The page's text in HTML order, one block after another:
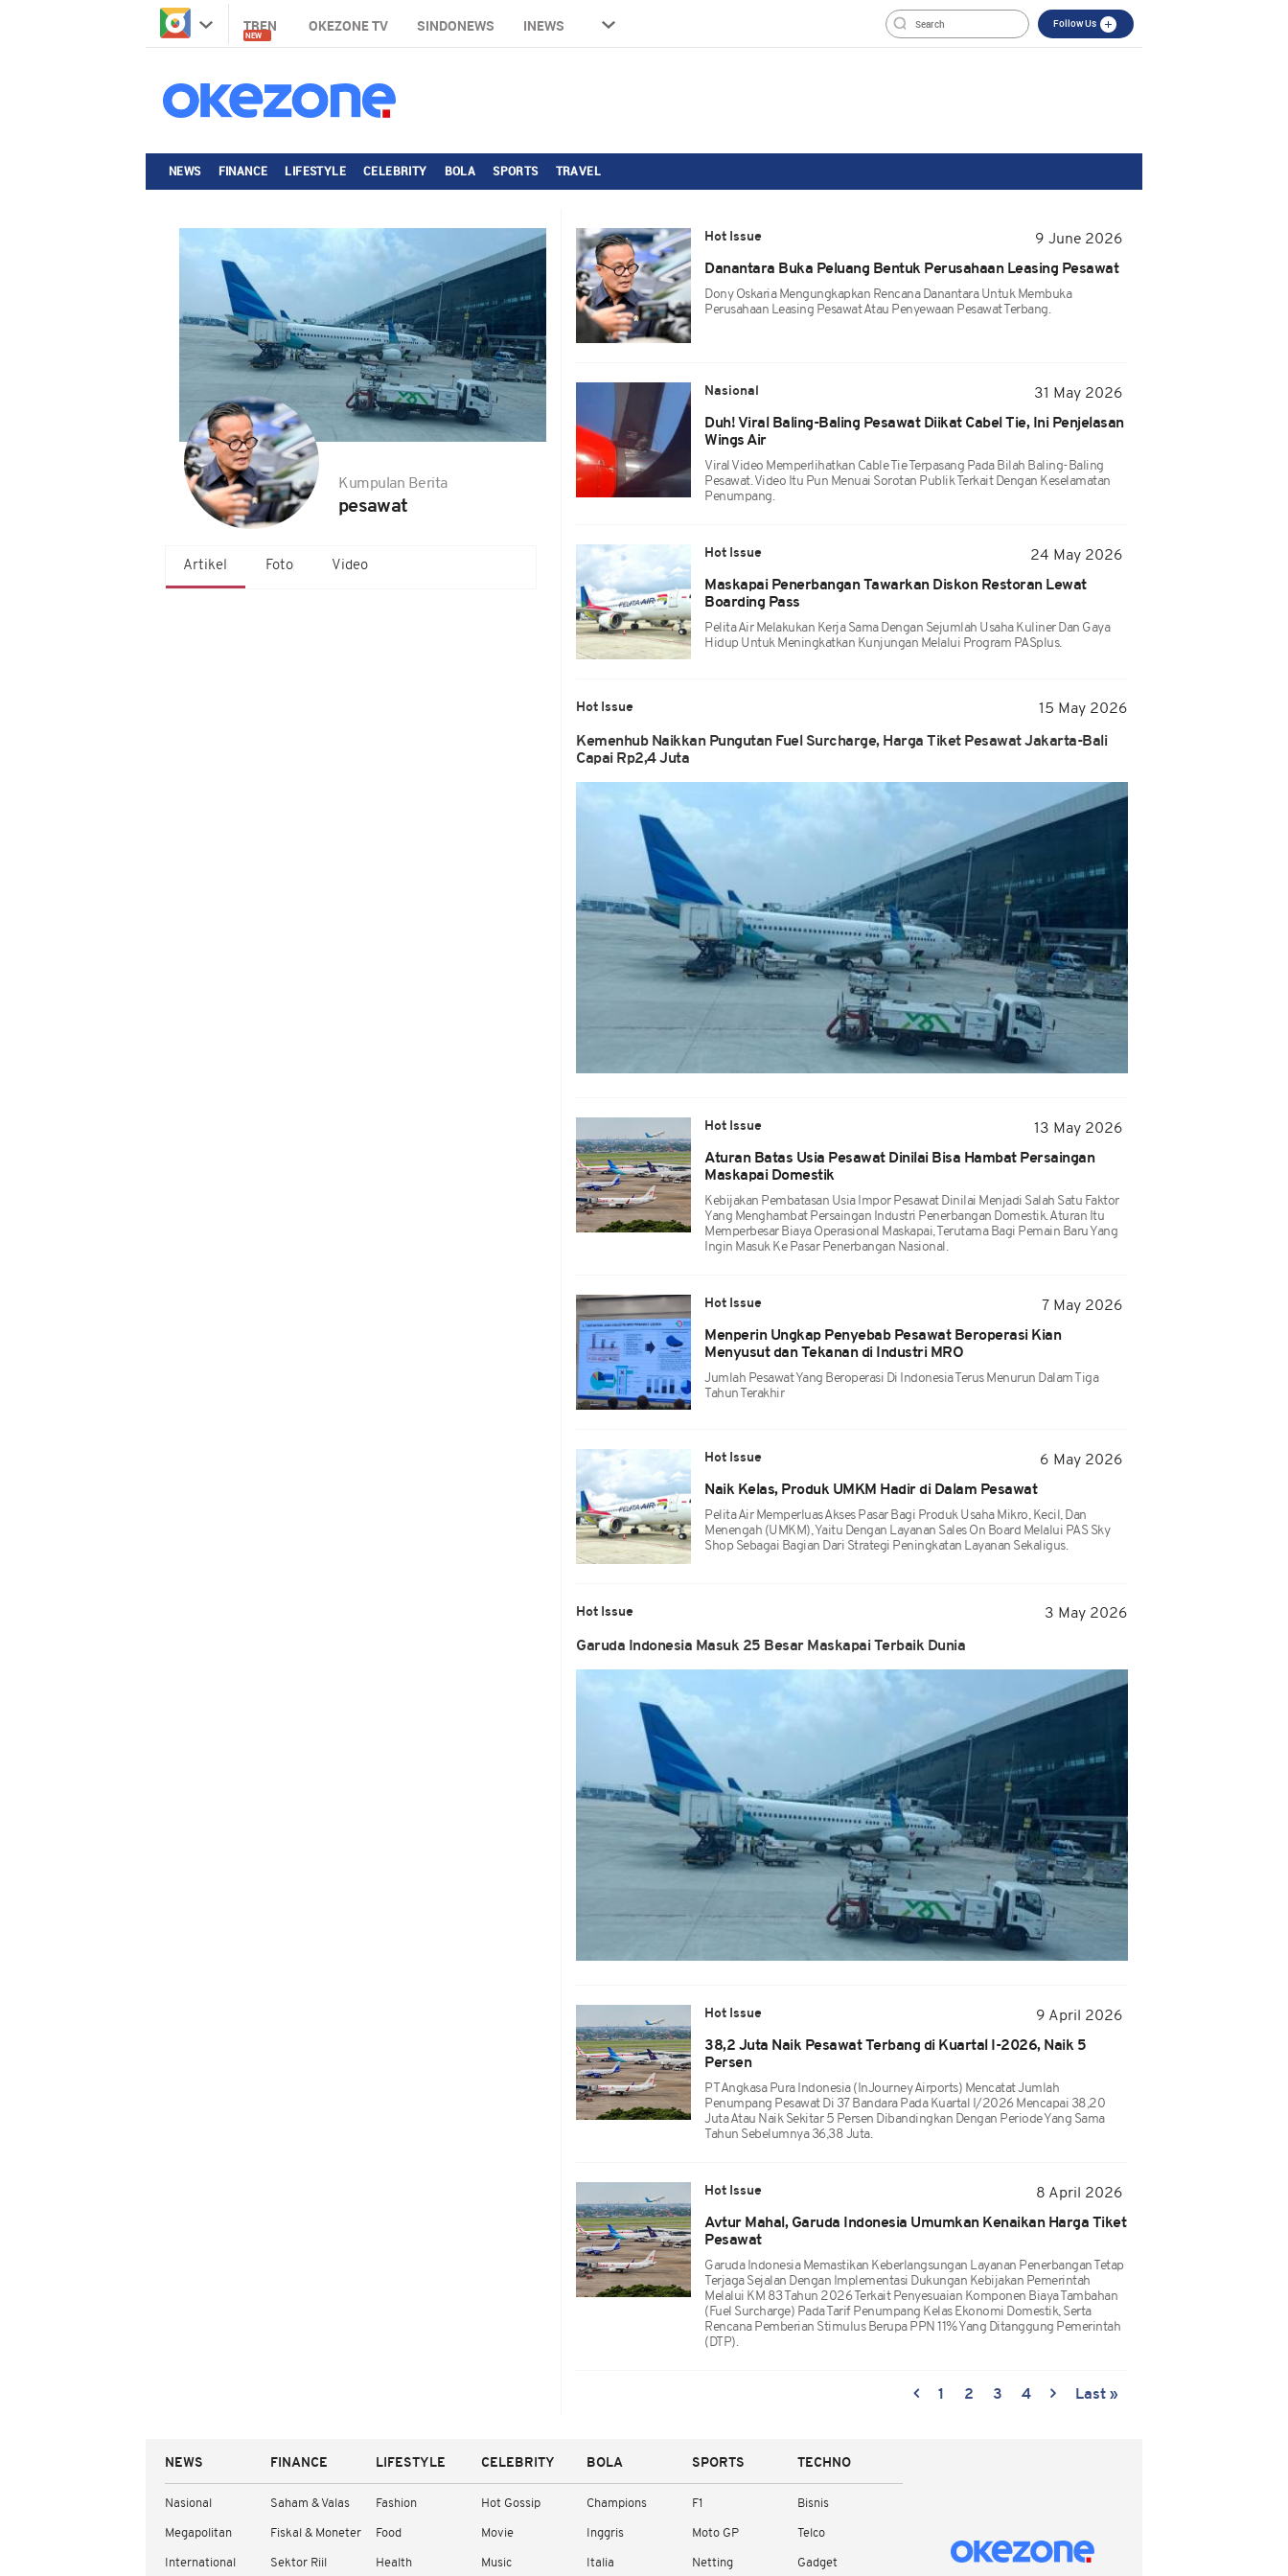
TREN
NEW
OKEZONE TV SINDONEWS INEWS Follow Us
NEWS FINANCE LIFESTYLE CELEBRITY BOLA SPORTS TRAVEL
Kumpulan Berita
pesawat
Artikel Foto Video
Hot Issue
9 June 2026
Danantara Buka Peluang Bentuk Perusahaan Leasing Pesawat
Dony Oskaria Mengungkapkan Rencana Danantara Untuk Membuka
Perusahaan Leasing Pesawat Atau Penyewaan Pesawat Terbang.
Nasional
31 May 2026
Duh! Viral Baling-Baling Pesawat Diikat Cabel Tie, Ini Penjelasan
Wings Air
Viral Video Memperlihatkan Cable Tie Terpasang Pada Bilah Baling-Baling
Pesawat. Video Itu Pun Menuai Sorotan Publik Terkait Dengan Keselamatan
Penumpang.
Hot Issue
24 May 2026
Maskapai Penerbangan Tawarkan Diskon Restoran Lewat
Boarding Pass
Pelita Air Melakukan Kerja Sama Dengan Sejumlah Usaha Kuliner Dan Gaya
Hidup Untuk Meningkatkan Kunjungan Melalui Program PASplus.
Hot Issue 15 May 2026
Kemenhub Naikkan Pungutan Fuel Surcharge, Harga Tiket Pesawat Jakarta-Bali
Capai Rp2,4 Juta
Hot Issue
13 May 2026
Aturan Batas Usia Pesawat Dinilai Bisa Hambat Persaingan
Maskapai Domestik
Kebijakan Pembatasan Usia Impor Pesawat Dinilai Menjadi Salah Satu Faktor
Yang Menghambat Persaingan Industri Penerbangan Domestik. Aturan Itu
Memperbesar Biaya Operasional Maskapai, Terutama Bagi Pemain Baru Yang
Ingin Masuk Ke Pasar Penerbangan Nasional.
Hot Issue
7 May 2026
Menperin Ungkap Penyebab Pesawat Beroperasi Kian
Menyusut dan Tekanan di Industri MRO
Jumlah Pesawat Yang Beroperasi Di Indonesia Terus Menurun Dalam Tiga
Tahun Terakhir
Hot Issue
6 May 2026
Naik Kelas, Produk UMKM Hadir di Dalam Pesawat
Pelita Air Memperluas Akses Pasar Bagi Produk Usaha Mikro, Kecil, Dan
Menengah (UMKM), Yaitu Dengan Layanan Sales On Board Melalui PAS Sky
Shop Sebagai Bagian Dari Strategi Peningkatan Layanan Sekaligus.
Hot Issue 3 May 2026
Garuda Indonesia Masuk 25 Besar Maskapai Terbaik Dunia
Hot Issue
9 April 2026
38,2 Juta Naik Pesawat Terbang di Kuartal I-2026, Naik 5
Persen
PT Angkasa Pura Indonesia (InJourney Airports) Mencatat Jumlah
Penumpang Pesawat Di 37 Bandara Pada Kuartal I/2026 Mencapai 38,20
Juta Atau Naik Sekitar 5 Persen Dibandingkan Dengan Periode Yang Sama
Tahun Sebelumnya 36,38 Juta.
Hot Issue
8 April 2026
Avtur Mahal, Garuda Indonesia Umumkan Kenaikan Harga Tiket
Pesawat
Garuda Indonesia Memastikan Keberlangsungan Layanan Penerbangan Tetap
Terjaga Sejalan Dengan Implementasi Dukungan Kebijakan Pemerintah
Melalui KM 83 Tahun 2026 Terkait Penyesuaian Komponen Biaya Tambahan
(fuel Surcharge) Pada Tarif Penumpang Kelas Ekonomi Domestik, Serta
Rencana Pemberian Stimulus Berupa PPN 11% Yang Ditanggung Pemerintah
(DTP).
1 2 3 4 Last »
NEWS
Nasional
Megapolitan
International
FINANCE
Saham & Valas
Fiskal & Moneter
Sektor Riil
LIFESTYLE
Fashion
Food
Health
CELEBRITY
Hot Gossip
Movie
Music
BOLA
Champions
Inggris
Italia
SPORTS
F1
Moto GP
Netting
TECHNO
Bisnis
Telco
Gadget